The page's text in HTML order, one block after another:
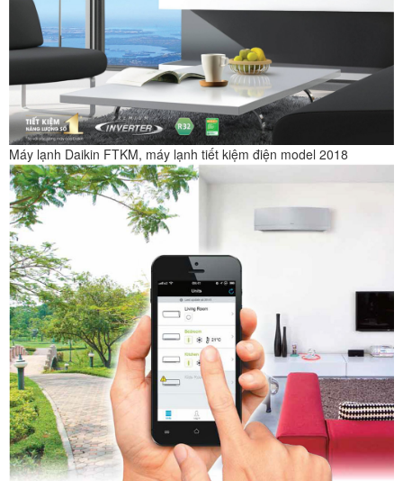
Máy lạnh Daikin FTKM, máy lạnh tiết kiệm điện model 2018